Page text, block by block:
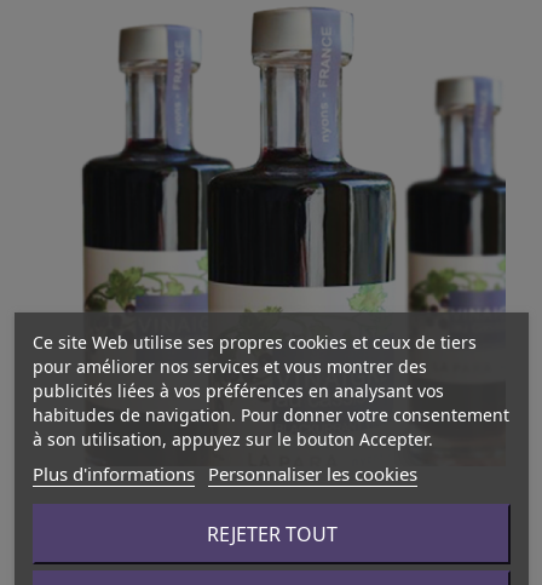
LA PARA À NYONS
Ce site Web utilise ses propres cookies et ceux de tiers
pour améliorer nos services et vous montrer des
publicités liées à vos préférences en analysant vos
habitudes de navigation. Pour donner votre consentement
à son utilisation, appuyez sur le bouton Accepter.
Plus d'informations Personnaliser les cookies
REJETER TOUT